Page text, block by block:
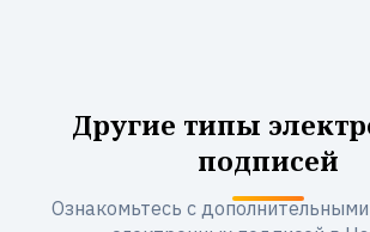
Другие типы
подписей
Ознакомьтесь с